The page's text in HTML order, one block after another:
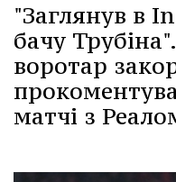
"Заглянув в
бачу
воротар
матчі з